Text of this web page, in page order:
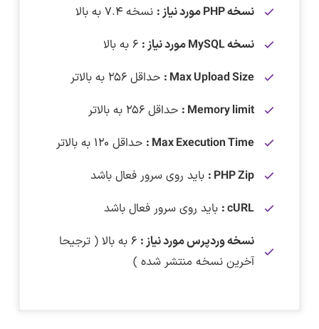
نسخه PHP مورد نیاز :
نسخه ۷.۴ به بالا
نسخه MySQL مورد نیاز :
Max Upload Size : حداقل ۲۵۶ به بالاتر
Memory limit : حداقل ۲۵۶ به بالاتر
Max Execution Time : حداقل ۱۲۰ به بالاتر
PHP Zip : باید روی سرور فعال باشد
cURL : باید روی سرور فعال باشد
نسخه وردپرس مورد نیاز :
۶ به بالا ( ترجیحا
آخرین نسخه منتشر شده )